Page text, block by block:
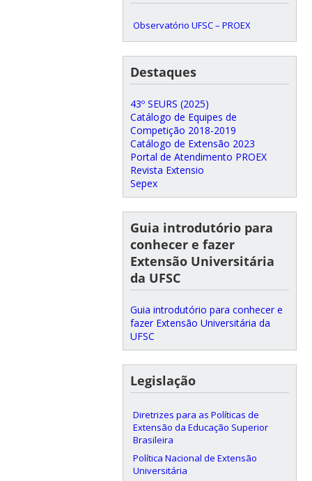
Observatório UFSC – PROEX
Destaques
43º SEURS (2025)
Catálogo de Equipes de
Competição 2018-2019
Catálogo de Extensão 2023
Portal de Atendimento PROEX
Revista Extensio
Sepex
Guia introdutório para
conhecer e fazer
Extensão Universitária
da UFSC
Guia introdutório para conhecer e
fazer Extensão Universitária da
UFSC
Legislação
Diretrizes para as Políticas de
Extensão da Educação Superior
Brasileira
Política Nacional de Extensão
Universitária